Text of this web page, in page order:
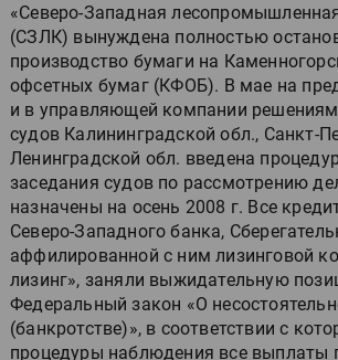
«Северо-Западная
(СЗЛК) вынуждена полностью
производство бумаги на
офсетных бумаг (КФОБ). В мае на
и в управляющей компании
судов Калининградской обл., Санкт-
Ленинградской обл. введена
заседания судов по рассмотрению
назначены на осень 2008 г. Все
Северо-Западного банка,
аффилированной с ним лизинговой
лизинг», заняли выжидательную
Федеральный закон «О
(банкротстве)», в соответствии с
процедуры наблюдения все выплаты